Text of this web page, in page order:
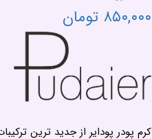
۸۵۰,۰۰۰ تومان